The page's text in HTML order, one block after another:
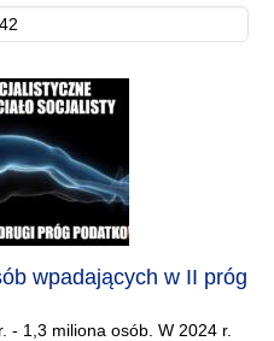
wpadających w II próg
- 1,3 miliona osób. W 2024 r.